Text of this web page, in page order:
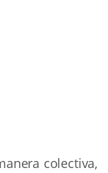
colectiva,